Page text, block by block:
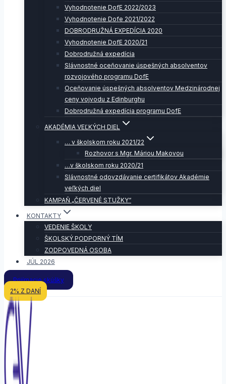
Vyhodnotenie DofE 2022/2023
Vyhodnotenie Dofe 2021/2022
DOBRODRUŽNÁ EXPEDÍCIA 2020
Vyhodnotenie DofE 2020/21
Dobrodružná expedícia
Slávnostné oceňovanie úspešných absolventov
rozvojového programu DofE
Oceňovanie úspešných absolventov Medzinárodnej
ceny vojvodu z Edinburghu
Dobrodružná expedícia programu DofE
AKADÉMIA VEĽKÝCH DIEL
… v školskom roku 2021/22
Rozhovor s Mgr. Máriou Makovou
…v školskom roku 2020/21
Slávnostné odovzdávanie certifikátov Akadémie
veľkých diel
KAMPAŇ „ČERVENÉ STUŽKY“
KONTAKTY
VEDENIE ŠKOLY
ŠKOLSKÝ PODPORNÝ TÍM
ZODPOVEDNÁ OSOBA
JÚL 2026
Prijímacie skúšky
2% Z DANÍ